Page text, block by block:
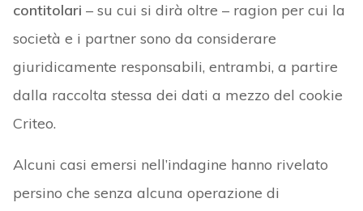
contitolari – su cui si dirà oltre – ragion per cui la
società e i partner sono da considerare
giuridicamente responsabili, entrambi, a partire
dalla raccolta stessa dei dati a mezzo del cookie
Criteo.
Alcuni casi emersi nell’indagine hanno rivelato
persino che senza alcuna operazione di